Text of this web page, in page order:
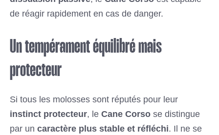
de réagir rapidement en cas de danger.
Un tempérament équilibré mais
protecteur
Si tous les molosses sont réputés pour leur
instinct protecteur, le Cane Corso se distingue
par un caractère plus stable et réfléchi. Il ne se